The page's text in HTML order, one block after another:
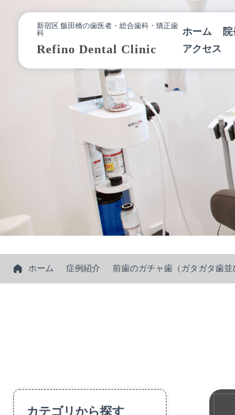
新宿区 飯田橋の歯医者・総合歯科・矯正歯
科
Refino Dental Clinic
ホーム
アクセス
ホーム 症例紹介 前歯のガチャ歯（ガタガタ歯
カテゴリから探す